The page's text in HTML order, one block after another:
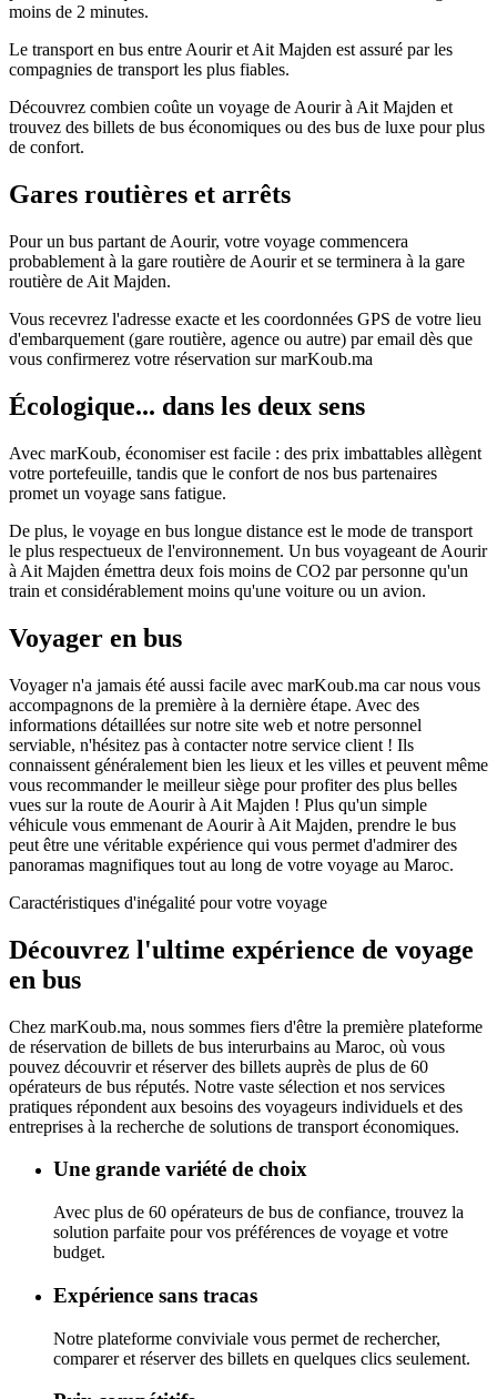
moins de 2 minutes.
Le transport en bus entre Aourir et Ait Majden est assuré par les
compagnies de transport les plus fiables.
Découvrez combien coûte un voyage de Aourir à Ait Majden et
trouvez des billets de bus économiques ou des bus de luxe pour plus
de confort.
Gares routières et arrêts
Pour un bus partant de Aourir, votre voyage commencera
probablement à la gare routière de Aourir et se terminera à la gare
routière de Ait Majden.
Vous recevrez l'adresse exacte et les coordonnées GPS de votre lieu
d'embarquement (gare routière, agence ou autre) par email dès que
vous confirmerez votre réservation sur marKoub.ma
Écologique... dans les deux sens
Avec marKoub, économiser est facile : des prix imbattables allègent
votre portefeuille, tandis que le confort de nos bus partenaires
promet un voyage sans fatigue.
De plus, le voyage en bus longue distance est le mode de transport
le plus respectueux de l'environnement. Un bus voyageant de Aourir
à Ait Majden émettra deux fois moins de CO2 par personne qu'un
train et considérablement moins qu'une voiture ou un avion.
Voyager en bus
Voyager n'a jamais été aussi facile avec marKoub.ma car nous vous
accompagnons de la première à la dernière étape. Avec des
informations détaillées sur notre site web et notre personnel
serviable, n'hésitez pas à contacter notre service client ! Ils
connaissent généralement bien les lieux et les villes et peuvent même
vous recommander le meilleur siège pour profiter des plus belles
vues sur la route de Aourir à Ait Majden ! Plus qu'un simple
véhicule vous emmenant de Aourir à Ait Majden, prendre le bus
peut être une véritable expérience qui vous permet d'admirer des
panoramas magnifiques tout au long de votre voyage au Maroc.
Caractéristiques d'inégalité pour votre voyage
Découvrez l'ultime expérience de voyage
en bus
Chez marKoub.ma, nous sommes fiers d'être la première plateforme
de réservation de billets de bus interurbains au Maroc, où vous
pouvez découvrir et réserver des billets auprès de plus de 60
opérateurs de bus réputés. Notre vaste sélection et nos services
pratiques répondent aux besoins des voyageurs individuels et des
entreprises à la recherche de solutions de transport économiques.
Une grande variété de choix
Avec plus de 60 opérateurs de bus de confiance, trouvez la
solution parfaite pour vos préférences de voyage et votre
budget.
Expérience sans tracas
Notre plateforme conviviale vous permet de rechercher,
comparer et réserver des billets en quelques clics seulement.